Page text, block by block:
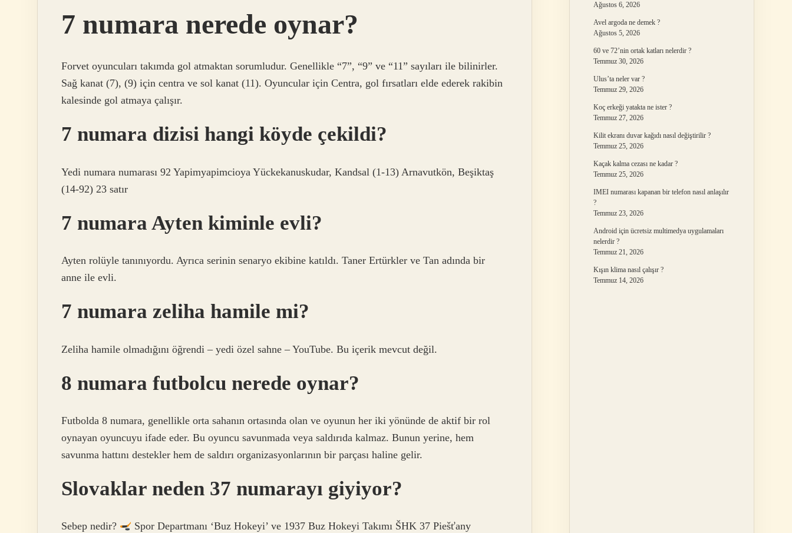
7 numara nerede oynar?
Forvet oyuncuları takımda gol atmaktan sorumludur. Genellikle “7”, “9” ve “11” sayıları ile bilinirler.
Sağ kanat (7), (9) için centra ve sol kanat (11). Oyuncular için Centra, gol fırsatları elde ederek rakibin
kalesinde gol atmaya çalışır.
7 numara dizisi hangi köyde çekildi?
Yedi numara numarası 92 Yapimyapimcioya Yückekanuskudar, Kandsal (1-13) Arnavutkön, Beşiktaş
(14-92) 23 satır
7 numara Ayten kiminle evli?
Ayten rolüyle tanınıyordu. Ayrıca serinin senaryo ekibine katıldı. Taner Ertürkler ve Tan adında bir
anne ile evli.
7 numara zeliha hamile mi?
Zeliha hamile olmadığını öğrendi – yedi özel sahne – YouTube. Bu içerik mevcut değil.
8 numara futbolcu nerede oynar?
Futbolda 8 numara, genellikle orta sahanın ortasında olan ve oyunun her iki yönünde de aktif bir rol
oynayan oyuncuyu ifade eder. Bu oyuncu savunmada veya saldırıda kalmaz. Bunun yerine, hem
savunma hattını destekler hem de saldırı organizasyonlarının bir parçası haline gelir.
Slovaklar neden 37 numarayı giyiyor?
Sebep nedir?
Spor Departmanı ‘Buz Hokeyi’ ve 1937 Buz Hokeyi Takımı ŠHK 37 Piešťany
Ağustos 6, 2026
Avel argoda ne demek ?
Ağustos 5, 2026
60 ve 72’nin ortak katları nelerdir ?
Temmuz 30, 2026
Ulus’ta neler var ?
Temmuz 29, 2026
Koç erkeği yatakta ne ister ?
Temmuz 27, 2026
Kilit ekranı duvar kağıdı nasıl değiştirilir ?
Temmuz 25, 2026
Kaçak kalma cezası ne kadar ?
Temmuz 25, 2026
IMEI numarası kapanan bir telefon nasıl anlaşılır
?
Temmuz 23, 2026
Android için ücretsiz multimedya uygulamaları
nelerdir ?
Temmuz 21, 2026
Kışın klima nasıl çalışır ?
Temmuz 14, 2026